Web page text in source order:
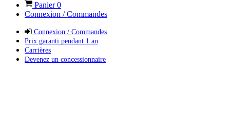
Panier0
Connexion / Commandes
Connexion / Commandes
Prix garanti pendant 1 an
Carrières
Devenez un concessionnaire